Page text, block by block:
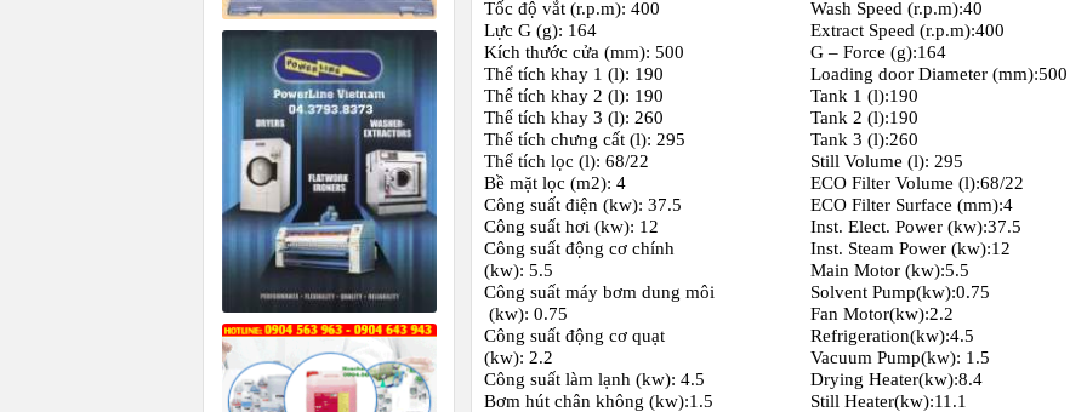
Tốc độ vắt (r.p.m): 400
Lực G (g): 164
Kích thước cửa (mm): 500
Thể tích khay 1 (l): 190
Thể tích khay 2 (l): 190
Thể tích khay 3 (l): 260
Thể tích chưng cất (l): 295
Thể tích lọc (l): 68/22
Bề mặt lọc (m2): 4
Công suất điện (kw): 37.5
Công suất hơi (kw): 12
Công suất động cơ chính
(kw): 5.5
Công suất máy bơm dung môi
(kw): 0.75
Công suất động cơ quạt
(kw): 2.2
Công suất làm lạnh (kw): 4.5
Bơm hút chân không (kw):1.5
Wash Speed (r.p.m):40
Extract Speed (r.p.m):400
G – Force (g):164
Loading door Diameter (mm):500
Tank 1 (l):190
Tank 2 (l):190
Tank 3 (l):260
Still Volume (l): 295
ECO Filter Volume (l):68/22
ECO Filter Surface (mm):4
Inst. Elect. Power (kw):37.5
Inst. Steam Power (kw):12
Main Motor (kw):5.5
Solvent Pump(kw):0.75
Fan Motor(kw):2.2
Refrigeration(kw):4.5
Vacuum Pump(kw): 1.5
Drying Heater(kw):8.4
Still Heater(kw):11.1